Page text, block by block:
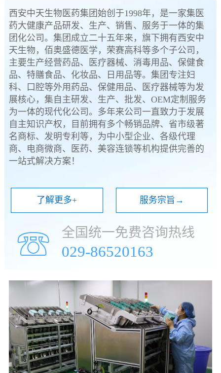
西安中天生物医药集团始创于1998年，是一家集医
药大健康产品研发、生产、销售、服务于一体的集
团化公司。集团成立二十五年来，旗下拥有西安中
天生物，佰奥盛德医学，荣赛高科等多个子公司，
主要生产经营药品、医疗器械、消毒用品、保健食
品、特膳食品、化妆品、日用品等。集团专注妇
科、口腔等外用药品、保健用品、医疗器械等为发
展核心，集自主研发、生产、批发、OEM定制服务
为一体的现代化公司。多年来公司一直致力于发展
自主知识产权，目前拥有多个畅销品牌、省市级著
名商标、发明专利等，为中小型企业、各级代理
商、电商微商、医药、美容连锁等机构提供完善的
一站式解决方案！
了解更多+ 服务宗旨→
☏ 全国统一免费咨询热线
029-86520163